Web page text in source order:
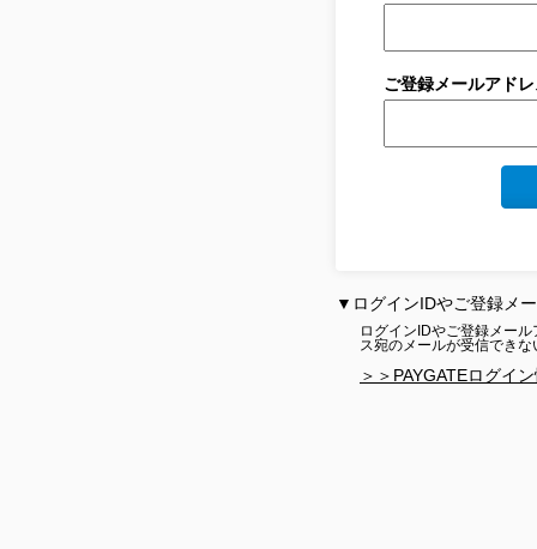
ご登録メールアド
▼ログインIDやご登録メ
ログインIDやご登録メー
ス宛のメールが受信でき
＞＞PAYGATEログイ